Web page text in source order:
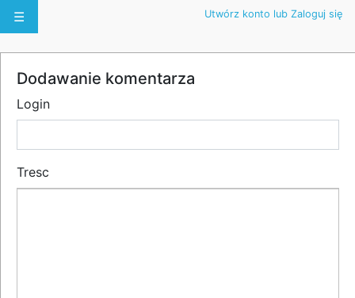
☰ Utwórz konto lub Zaloguj się
Dodawanie komentarza
Login
Tresc